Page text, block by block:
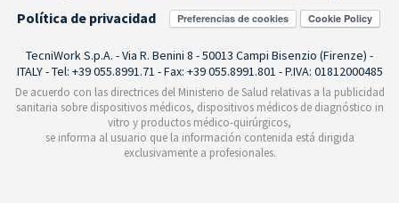
Política de privacidad
Preferencias de cookies
TecniWork S.p.A. - Via R. Benini 8 - 50013 Campi Bisenzio (Firenze) -
ITALY - Tel: +39 055.8991.71 - Fax: +39 055.8991.801 - P.IVA: 01812000485
De acuerdo con las directrices del Ministerio de Salud relativas a la publicidad
sanitaria sobre dispositivos médicos, dispositivos médicos de diagnóstico in
vitro y productos médico-quirúrgicos,
se informa al usuario que la información contenida está dirigida
exclusivamente a profesionales.